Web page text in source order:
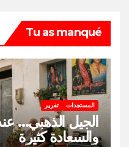
Tu as manqué
المستجدات تقرير
الجيل الذهبي…
والسعادة كثيرة